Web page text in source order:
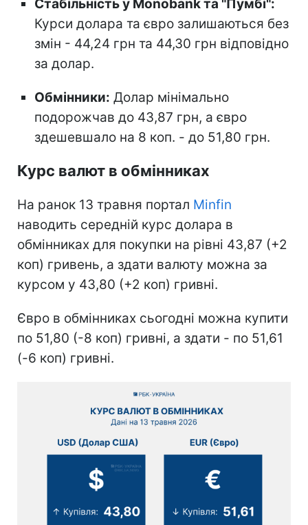
Стабільність у Monobank та "Пумбі":
Курси долара та євро залишаються без
змін - 44,24 грн та 44,30 грн відповідно
за долар.
Обмінники: Долар мінімально
подорожчав до 43,87 грн, а євро
здешевшало на 8 коп. - до 51,80 грн.
Курс валют в обмінниках
На ранок 13 травня портал Minfin
наводить середній курс долара в
обмінниках для покупки на рівні 43,87 (+2
коп) гривень, а здати валюту можна за
курсом у 43,80 (+2 коп) гривні.
Євро в обмінниках сьогодні можна купити
по 51,80 (-8 коп) гривні, а здати - по 51,61
(-6 коп) гривні.